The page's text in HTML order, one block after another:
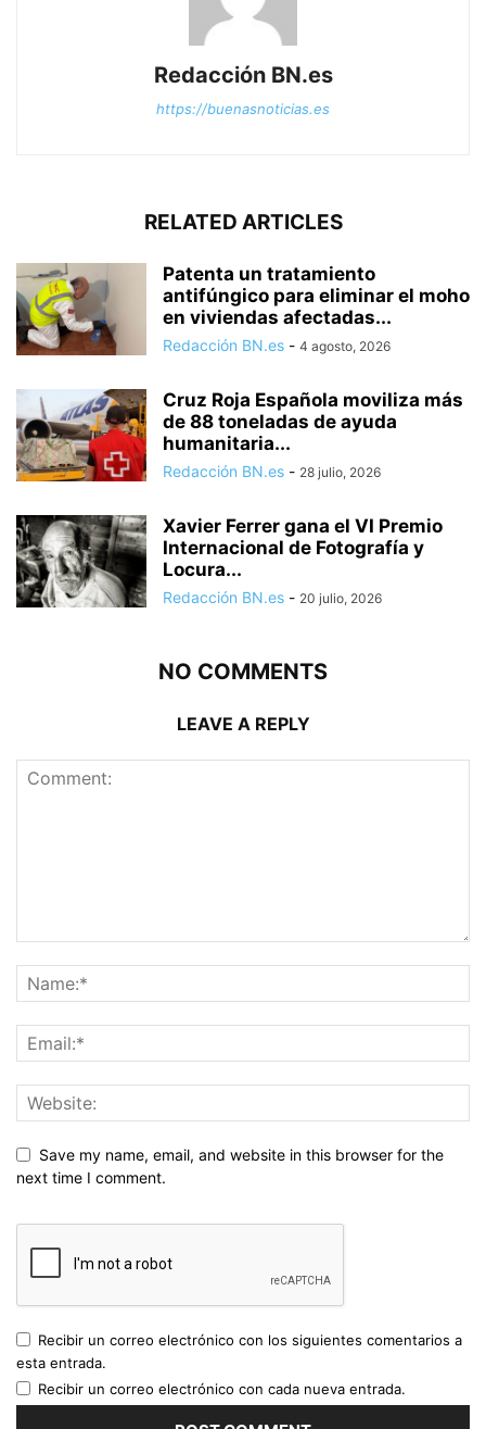
Redacción BN.es
https://buenasnoticias.es
RELATED ARTICLES
Patenta un tratamiento
antifúngico para eliminar el moho
en viviendas afectadas...
Redacción BN.es - 4 agosto, 2026
Cruz Roja Española moviliza más
de 88 toneladas de ayuda
humanitaria...
Redacción BN.es - 28 julio, 2026
Xavier Ferrer gana el VI Premio
Internacional de Fotografía y
Locura...
Redacción BN.es - 20 julio, 2026
NO COMMENTS
LEAVE A REPLY
Save my name, email, and website in this browser for the
next time I comment.
Recibir un correo electrónico con los siguientes comentarios a
esta entrada.
Recibir un correo electrónico con cada nueva entrada.